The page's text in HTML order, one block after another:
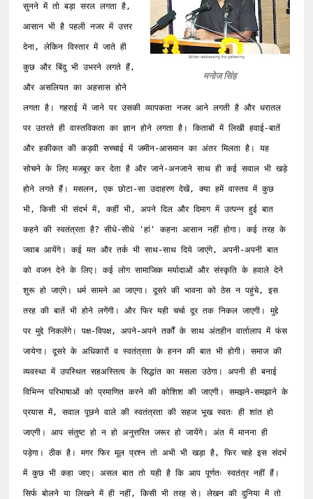
मनोज सिंह
सुनने में तो बड़ा सरल लगता है,
आसान भी है पहली नजर में उत्तर
देना, लेकिन विस्तार में जाते ही
कुछ और बिंदु भी उभरने लगते हैं,
और असलियत का अहसास होने
लगता है। गहराई में जाने पर उसकी व्यापकता नजर आने लगती है और धरातल
पर उतरते ही वास्तविकता का ज्ञान होने लगता है। किताबों में लिखी हवाई-बातें
और हकीकत की कड़वी सच्चाई में जमीन-आसमान का अंतर मिलता है। यह
सोचने के लिए मजबूर कर देता है और जाने-अनजाने साथ ही कई सवाल भी खड़े
होने लगते हैं। मसलन, एक छोटा-सा उदाहरण देखें, क्या हमें वास्तव में कुछ
भी, किसी भी संदर्भ में, कहीं भी, अपने दिल और दिमाग में उत्पन्न हुई बात
कहने की स्वतंत्रता है? सीधे-सीधे 'हां' कहना आसान नहीं होगा। कई तरह के
जवाब आयेंगे। कई मत और तर्क भी साथ-साथ दिये जाएंगे, अपनी-अपनी बात
को वजन देने के लिए। कई लोग सामाजिक मर्यादाओं और संस्कृति के हवाले देने
शुरू हो जाएंगे। धर्म सामने आ जाएगा। दूसरे की भावना को ठेस न पहुंचे, इस
तरह की बातें भी होने लगेंगी। और फिर यही चर्चा दूर तक निकल जाएगी। मुद्दे
पर मुद्दे निकलेंगे। पक्ष-विपक्ष, अपने-अपने तर्कों के साथ अंतहीन वार्तालाप में फंस
जायेगा। दूसरे के अधिकारों व स्वतंत्रता के हनन की बात भी होगी। समाज की
व्यवस्था में उपस्थित सहअस्तित्व के सिद्धांत का मसला उठेगा। अपनी ही बनाई
विभिन्न परिभाषाओं को प्रमाणित करने की कोशिश की जाएगी। समझने-समझाने के
प्रयास में, सवाल पूछने वाले की स्वतंत्रता की सहज भूख स्वतः ही शांत हो
जाएगी। आप संतुष्ट हो न हो अनुत्तरित जरूर हो जायेंगे। अंत में मानना ही
पड़ेगा। ठीक है। मगर फिर मूल प्रश्न तो अभी भी खड़ा है, फिर चाहे इस संदर्भ
में कुछ भी कहा जाए। असल बात तो यही है कि आप पूर्णतः स्वतंत्र नहीं हैं।
सिर्फ बोलने या लिखने में ही नहीं, किसी भी तरह से। लेखन की दुनिया में तो